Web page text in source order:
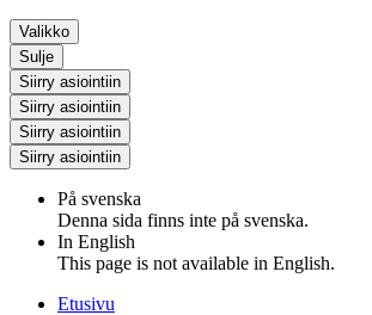
Valikko
Sulje
Siirry asiointiin
Siirry asiointiin
Siirry asiointiin
Siirry asiointiin
På svenska
Denna sida finns inte på svenska.
In English
This page is not available in English.
Etusivu